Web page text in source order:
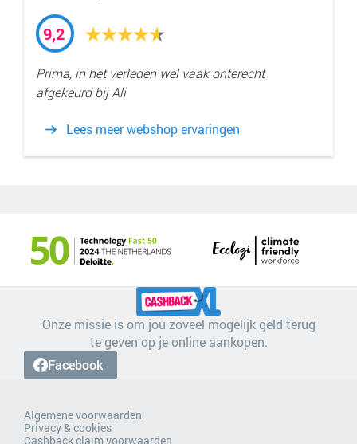
9,2
Prima, in het verleden wel vaak onterecht
afgekeurd bij Ali
Lees meer webshop ervaringen
Onze missie is om jou zoveel mogelijk geld terug
te geven op je online aankopen.
Facebook
Algemene voorwaarden
Privacy & cookies
Cashback claim voorwaarden